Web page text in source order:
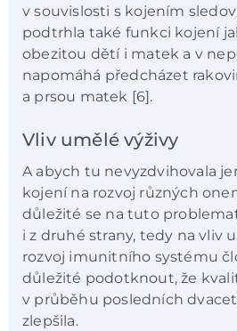
v souvislosti s kojením
podtrhla také funkci kojení
obezitou dětí i matek a v
napomáhá předcházet
a prsou matek [6].
Vliv umělé výživy
A abych tu nevyzdvihovala
kojení na rozvoj různých
důležité se na tuto
i z druhé strany, tedy na vliv
rozvoj imunitního systému
důležité podotknout, že
v průběhu posledních
zlepšila.